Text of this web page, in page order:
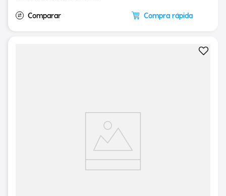
Compra rápida